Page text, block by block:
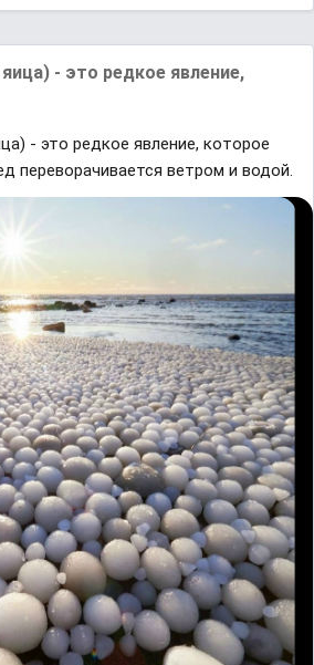
- это редкое явление,
- это редкое явление, которое
переворачивается ветром и водой.